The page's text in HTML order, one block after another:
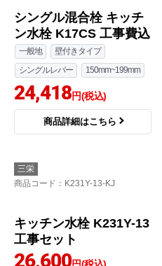
シングル混合栓 キッチ
ン水栓 K17CS 工事費込
一般地
壁付きタイプ
シングルレバー
150mm~199mm
24,418円(税込)
商品詳細はこちら
三栄
商品コード ：K231Y-13-KJ
キッチン水栓 K231Y-13
工事セット
26,600